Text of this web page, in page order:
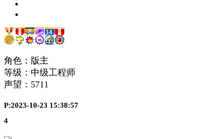
角色：版主
等级：中级工程师
声望： 5711
P:2023-10-23 15:38:57
4